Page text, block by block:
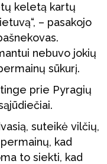
keletą kartų
– pasakojo
nebuvo jokių
sūkurį.
prie Pyragių
suteikė vilčių,
kad
to siekti, kad